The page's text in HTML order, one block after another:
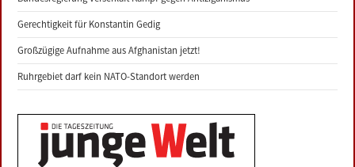
Gerechtigkeit für Konstantin Gedig
Großzügige Aufnahme aus Afghanistan jetzt!
Ruhrgebiet darf kein NATO-Standort werden